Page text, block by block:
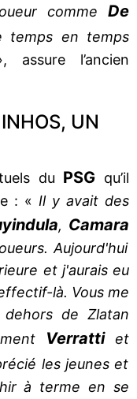
comme
De
temps en temps
assure l’ancien
UN
du PSG qu’il
: « Il y avait des
, Camara
Aujourd'hui
et j'aurais eu
là. Vous me
de Zlatan
Verrattiet
les jeunes et
à terme en se